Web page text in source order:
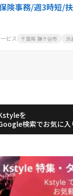
険事務/週3時短/
ビス 千葉県 鎌ケ谷市 派
を
検索でお気に入